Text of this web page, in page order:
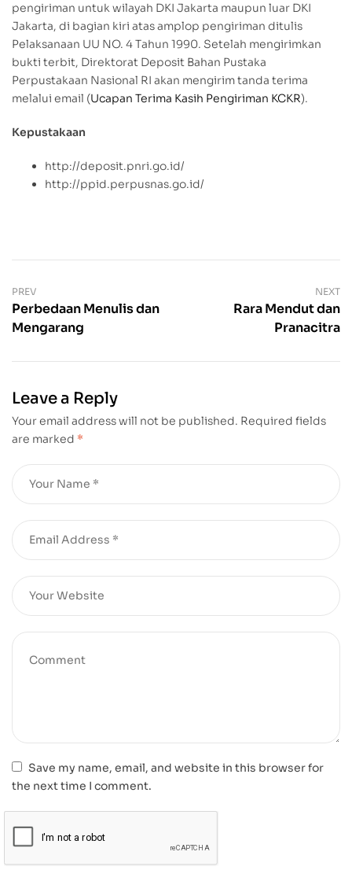
pengiriman untuk wilayah DKI Jakarta maupun luar DKI
Jakarta, di bagian kiri atas amplop pengiriman ditulis
Pelaksanaan UU NO. 4 Tahun 1990. Setelah mengirimkan
bukti terbit, Direktorat Deposit Bahan Pustaka
Perpustakaan Nasional RI akan mengirim tanda terima
melalui email (Ucapan Terima Kasih Pengiriman KCKR).
Kepustakaan
http://deposit.pnri.go.id/
http://ppid.perpusnas.go.id/
PREV
Perbedaan Menulis dan
Mengarang
NEXT
Rara Mendut dan
Pranacitra
Leave a Reply
Your email address will not be published. Required fields
are marked *
Save my name, email, and website in this browser for
the next time I comment.